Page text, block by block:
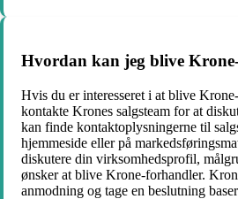
Hvordan kan jeg blive
Hvis du er interesseret i at blive
kontakte Krones salgsteam for at
kan finde kontaktoplysningerne til
hjemmeside eller på
diskutere din virksomhedsprofil,
ønsker at blive Krone-forhandler.
anmodning og tage en beslutning